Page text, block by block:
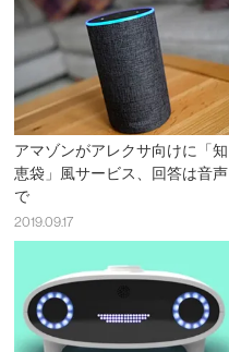
アマゾンがアレクサ向けに「知
恵袋」風サービス、回答は音声
で
2019.09.17